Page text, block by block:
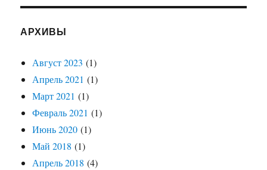
АРХИВЫ
Август 2023 (1)
Апрель 2021 (1)
Март 2021 (1)
Февраль 2021 (1)
Июнь 2020 (1)
Май 2018 (1)
Апрель 2018 (4)